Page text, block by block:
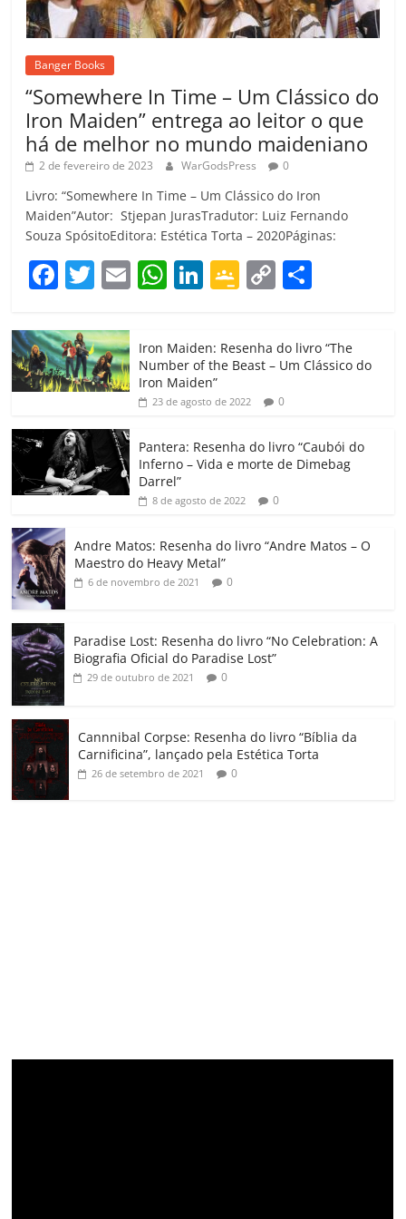
Banger Books
“Somewhere In Time – Um Clássico do
Iron Maiden” entrega ao leitor o que
há de melhor no mundo maideniano
2 de fevereiro de 2023 WarGodsPress 0
Livro: “Somewhere In Time – Um Clássico do Iron
Maiden”Autor: Stjepan JurasTradutor: Luiz Fernando
Souza SpósitoEditora: Estética Torta – 2020Páginas:
F
c
e
b
o
o
k
T
itt
er
E W
at
s
A
p
Li
e
dI
G
gl
e
Cl
a
ss
ro
o
C
p
y
Li
k
m
p
h
ar
Iron Maiden: Resenha do livro “The
Number of the Beast – Um Clássico do
Iron Maiden”
23 de agosto de 2022 0
Pantera: Resenha do livro “Caubói do
Inferno – Vida e morte de Dimebag
Darrel”
8 de agosto de 2022 0
Andre Matos: Resenha do livro “Andre Matos – O
Maestro do Heavy Metal”
6 de novembro de 2021 0
Paradise Lost: Resenha do livro “No Celebration: A
Biografia Oficial do Paradise Lost”
29 de outubro de 2021 0
Cannnibal Corpse: Resenha do livro “Bíblia da
Carnificina”, lançado pela Estética Torta
26 de setembro de 2021 0